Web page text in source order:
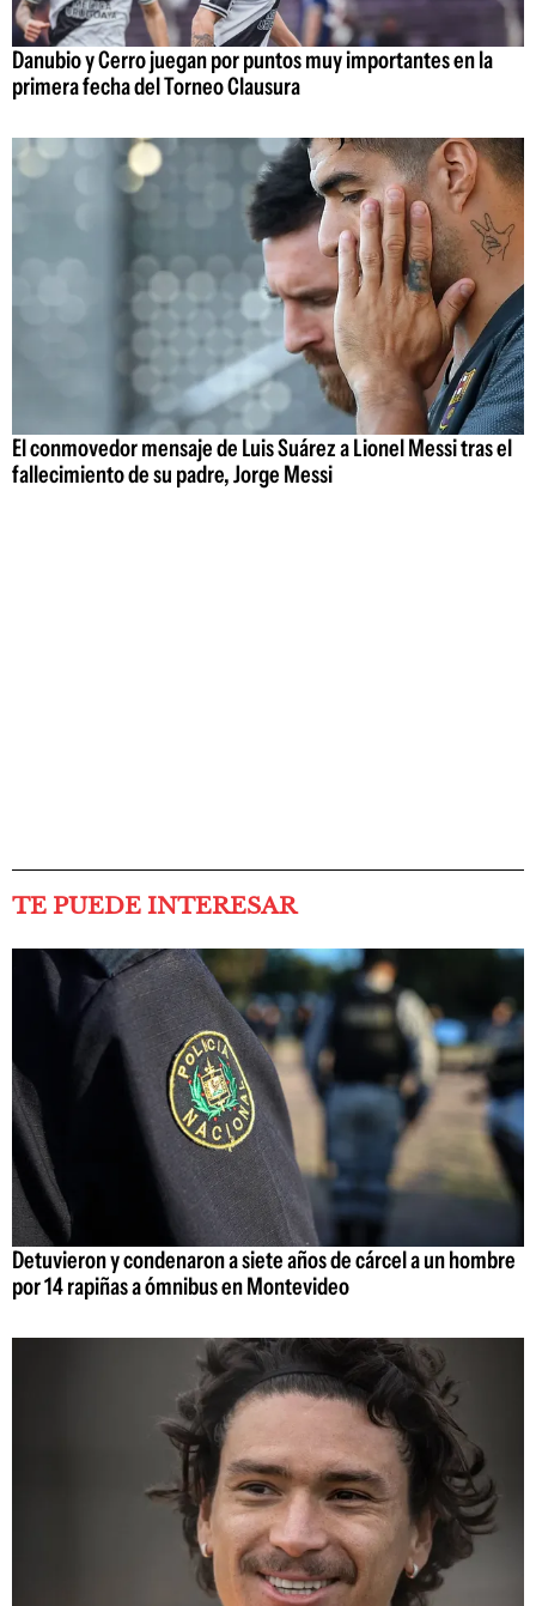
Danubio y Cerro juegan por puntos muy importantes en la
primera fecha del Torneo Clausura
El conmovedor mensaje de Luis Suárez a Lionel Messi tras el
fallecimiento de su padre, Jorge Messi
TE PUEDE INTERESAR
Detuvieron y condenaron a siete años de cárcel a un hombre
por 14 rapiñas a ómnibus en Montevideo